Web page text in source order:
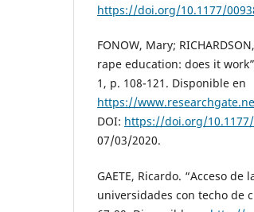
https://doi.org/10.1177/
FONOW, Mary;
rape education: does it
1, p. 108-121. Disponible en
https://
DOI: https://doi.org/10.1177/
07/03/2020.
GAETE, Ricardo. “Acceso
universidades con techo de